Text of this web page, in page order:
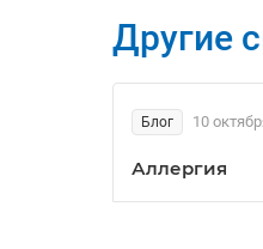
Другие
Блог 10
Аллергия